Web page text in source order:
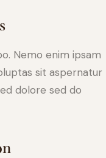
Nemo enim ipsam
sit aspernatur
dolore sed do